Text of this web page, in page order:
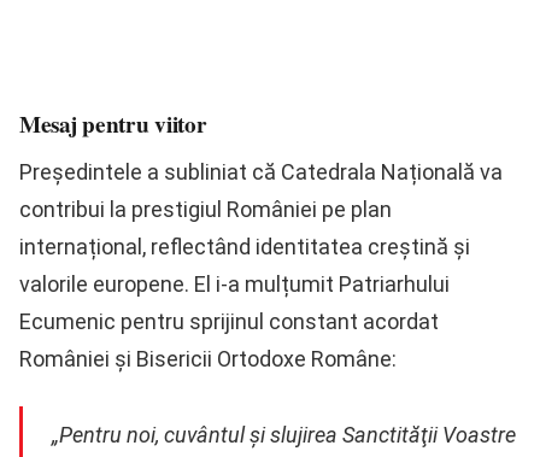
Mesaj pentru viitor
Președintele a subliniat că Catedrala Națională va
contribui la prestigiul României pe plan
internațional, reflectând identitatea creștină și
valorile europene. El i-a mulțumit Patriarhului
Ecumenic pentru sprijinul constant acordat
României și Bisericii Ortodoxe Române:
„Pentru noi, cuvântul şi slujirea Sanctităţii Voastre